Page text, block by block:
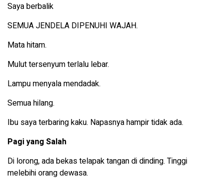
Saya berbalik
SEMUA JENDELA DIPENUHI WAJAH.
Mata hitam.
Mulut tersenyum terlalu lebar.
Lampu menyala mendadak.
Semua hilang.
Ibu saya terbaring kaku. Napasnya hampir tidak ada.
Pagi yang Salah
Di lorong, ada bekas telapak tangan di dinding. Tinggi
melebihi orang dewasa.